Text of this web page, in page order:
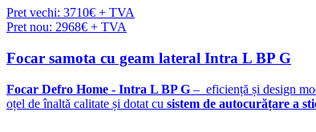
Pret vechi: 3710€ + TVA
Pret nou: 2968€ + TVA
Focar samota cu geam lateral Intra L BP G
Focar Defro Home - Intra L BP G – eficiență și design
oțel de înaltă calitate și dotat cu sistem de autocurățare a